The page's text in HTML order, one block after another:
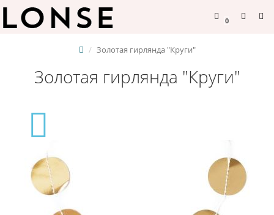
0
Золотая гирлянда "Круги"
Золотая гирлянда "Круги"